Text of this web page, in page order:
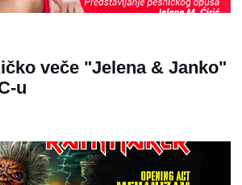
veče "Jelena & Janko"
u